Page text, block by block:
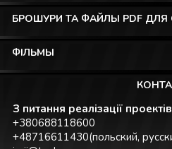
БРОШУРИ ТА ФАЙЛЫ PDF ДЛЯ
ФІЛЬМЫ
З питання реалізації
+380688118600
+48716611430(польский,